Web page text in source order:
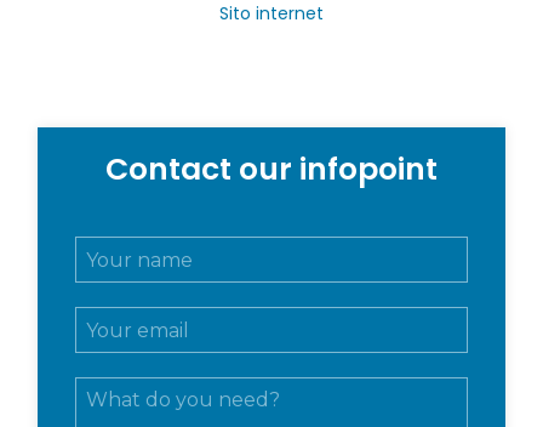
Sito internet
Contact our infopoint
N
e
o
E
m
M